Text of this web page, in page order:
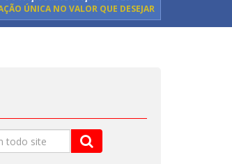
ÚNICA NO VALOR QUE DESEJAR